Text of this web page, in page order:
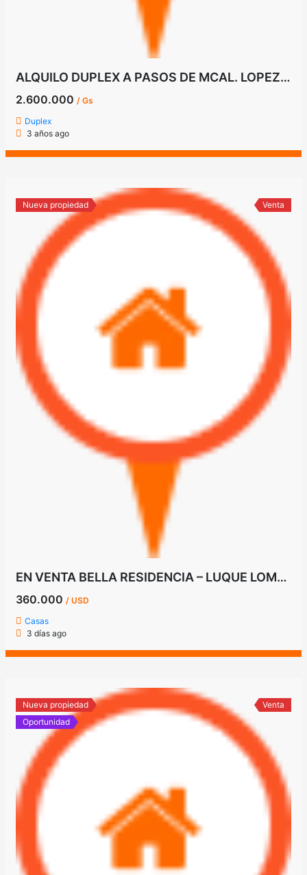
ALQUILO DUPLEX A PASOS DE MCAL. LOPEZ Y WALDINO LOVERA
2.600.000/ Gs
Duplex
3 años ago
Nueva propiedad Venta
EN VENTA BELLA RESIDENCIA – LUQUE LOMA MERLO
360.000/ USD
Casas
3 días ago
Nueva propiedad
Oportunidad
Venta